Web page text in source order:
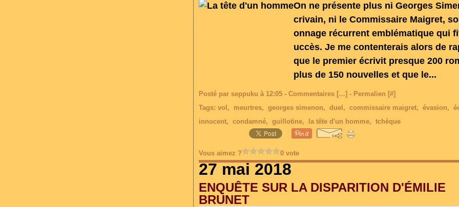
On ne présente plus ni Georges
crivain, ni le Commissaire Maigret,
onnage récurrent emblématique qui
uccès. Je me contenterais alors de
que le premier écrivit presque 200
plus de 150 nouvelles et que le...
Posté par seppuku à 12:05 - Commentaires […] - Permalien [#]
Tags: vol , meurtres, georges simenon, duel , commissaire maigret, évasion,
innocent, condamné, guillotine, la tête d'un homme, tchèque
Vous aimez ? 0 vote
27 mai 2018
ENQUÊTE SUR LA DISPARITION D'ÉMILIE
BRUNET